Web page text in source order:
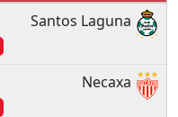
Santos Laguna
Necaxa